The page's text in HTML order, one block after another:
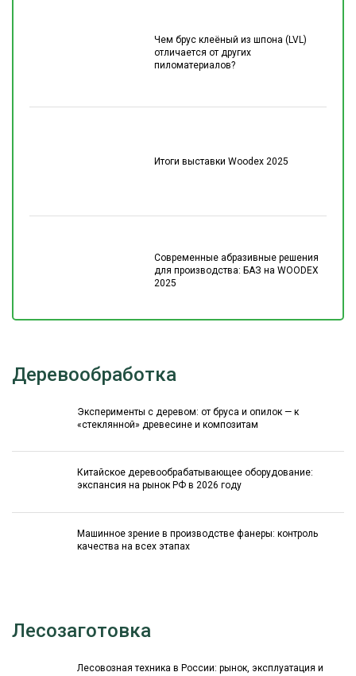
Чем брус клеёный из шпона (LVL)
отличается от других
пиломатериалов?
Итоги выставки Woodex 2025
Современные абразивные решения
для производства: БАЗ на WOODEX
2025
Деревообработка
Эксперименты с деревом: от бруса и опилок — к
«стеклянной» древесине и композитам
Китайское деревообрабатывающее оборудование:
экспансия на рынок РФ в 2026 году
Машинное зрение в производстве фанеры: контроль
качества на всех этапах
Лесозаготовка
Лесовозная техника в России: рынок, эксплуатация и